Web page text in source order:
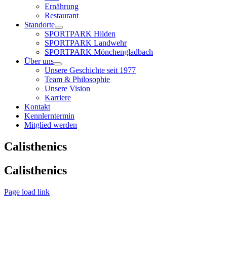
Ernährung
Restaurant
Standorte
SPORTPARK Hilden
SPORTPARK Landwehr
SPORTPARK Mönchengladbach
Über uns
Unsere Geschichte seit 1977
Team & Philosophie
Unsere Vision
Karriere
Kontakt
Kennlerntermin
Mitglied werden
Calisthenics
Calisthenics
Page load link